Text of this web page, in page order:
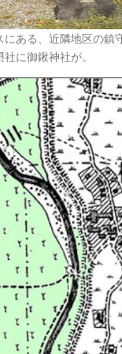
ある、近隣地区の鎮
に御鍬神社が。